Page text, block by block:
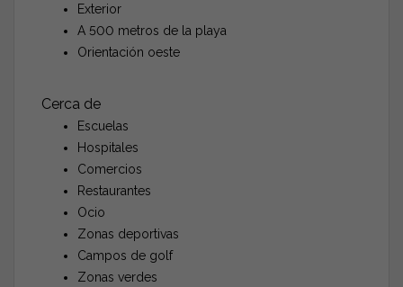
Exterior
A 500 metros de la playa
Orientación oeste
Cerca de
Escuelas
Hospitales
Comercios
Restaurantes
Ocio
Zonas deportivas
Campos de golf
Zonas verdes